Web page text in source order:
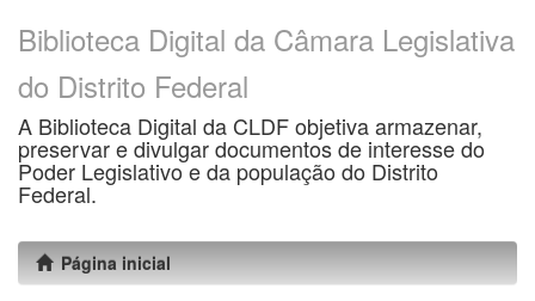
Biblioteca Digital da Câmara Legislativa
do Distrito Federal
A Biblioteca Digital da CLDF objetiva armazenar,
preservar e divulgar documentos de interesse do
Poder Legislativo e da população do Distrito
Federal.
Página inicial